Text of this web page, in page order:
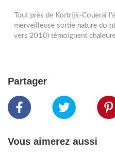
Tout près de Kortrijk-Couerai
merveilleuse sortie nature do
vers 2010) témoignent
Partager
Vous aimerez aussi